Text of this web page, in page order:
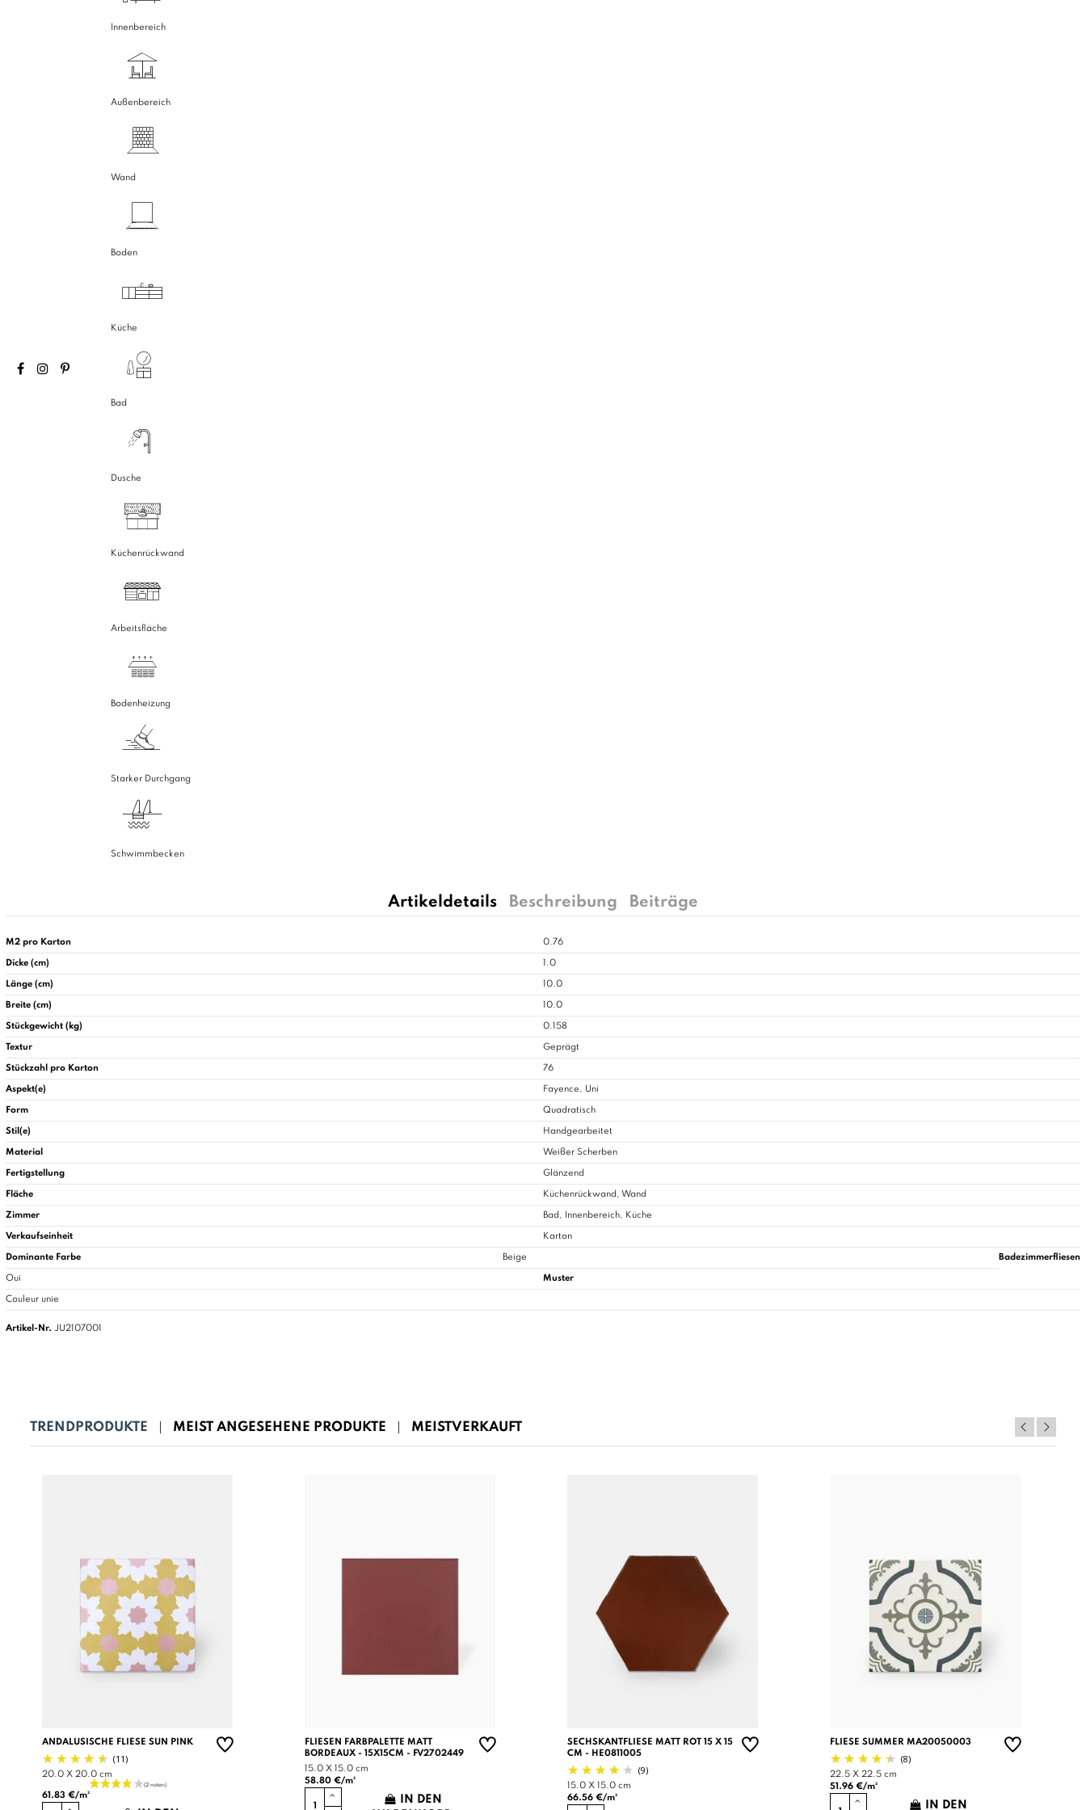
Innenbereich
Außenbereich
Wand
Boden
Küche
Bad
Dusche
Küchenrückwand
Arbeitsfläche
Bodenheizung
Starker Durchgang
Schwimmbecken
Artikeldetails Beschreibung Beiträge
M2 pro Karton 0.76
Dicke (cm) 1.0
Länge (cm) 10.0
Breite (cm) 10.0
Stückgewicht (kg) 0.158
Textur Geprägt
Stückzahl pro Karton 76
Aspekt(e) Fayence, Uni
Form Quadratisch
Stil(e) Handgearbeitet
Material Weißer Scherben
Fertigstellung Glänzend
Fläche Küchenrückwand, Wand
Zimmer Bad, Innenbereich, Küche
Verkaufseinheit Karton
Dominante Farbe Beige Badezimmerfliesen
Oui Muster
Couleur unie
Artikel-Nr. JU2107001
TRENDPRODUKTE MEIST ANGESEHENE PRODUKTE MEISTVERKAUFT
ANDALUSISCHE FLIESE SUN PINK
(11)
20.0 X 20.0 cm
61.83 €/m²
FLIESEN FARBPALETTE MATT
BORDEAUX - 15X15CM - FV2702449
15.0 X 15.0 cm
58.80 €/m²
IN DEN
SECHSKANTFLIESE MATT ROT 15 X 15
CM - HE0811005
(9)
15.0 X 15.0 cm
66.56 €/m²
FLIESE SUMMER MA20050003
(8)
22.5 X 22.5 cm
51.96 €/m²
IN DEN